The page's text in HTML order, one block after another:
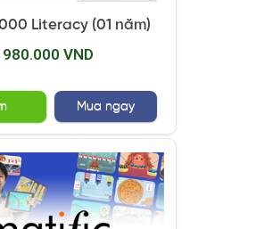
Literacy (01 năm)
980.000 VND
Mua ngay